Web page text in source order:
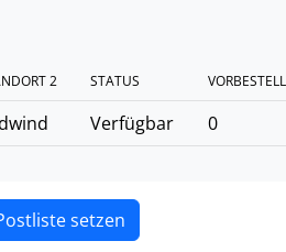
2 STATUS
Verfügbar 0
setzen